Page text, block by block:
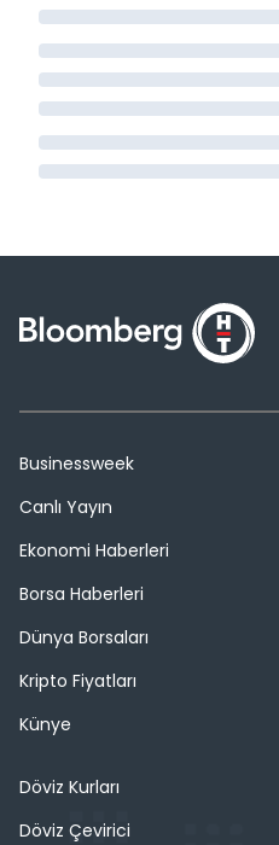
Businessweek
Canlı Yayın
Ekonomi Haberleri
Borsa Haberleri
Dünya Borsaları
Kripto Fiyatları
Künye
Döviz Kurları
Döviz Çevirici